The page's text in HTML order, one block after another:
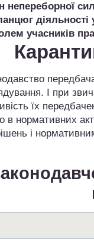
непереборної
діяльності
учасників
І при
їх
в нормативних
і